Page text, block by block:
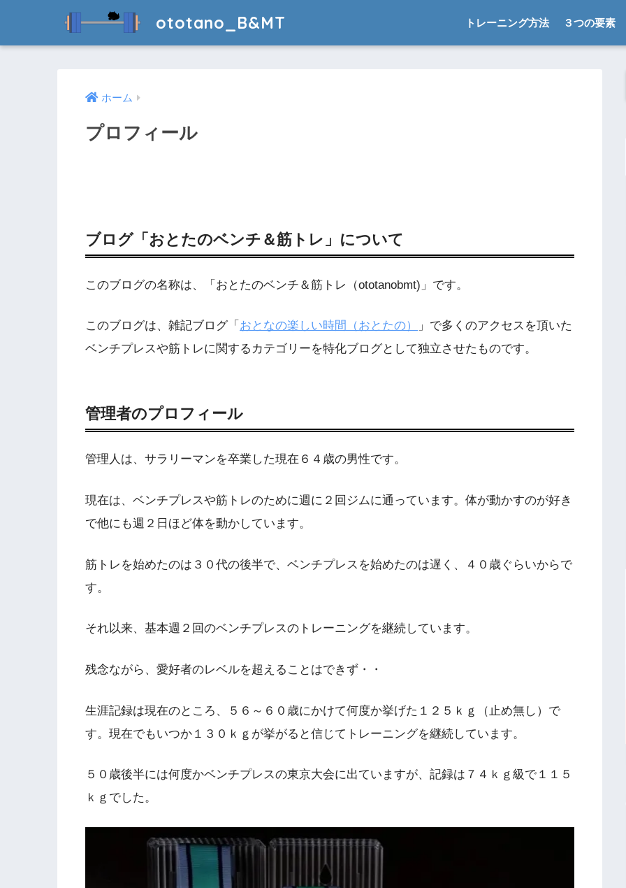
ototano_B&MT トレーニング方法 ３つの要素
ホーム
プロフィール
ブログ「おとたのベンチ＆筋トレ」について
このブログの名称は、「おとたのベンチ＆筋トレ（ototanobmt)」です。
このブログは、雑記ブログ「 おとなの楽しい時間（おとたの）
」で多くのアクセスを頂いた
ベンチプレスや筋トレに関するカテゴリーを特化ブログとして独立させたものです。
管理者のプロフィール
管理人は、サラリーマンを卒業した現在６４歳の男性です。
現在は、ベンチプレスや筋トレのために週に２回ジムに通っています。体が動かすのが好き
で他にも週２日ほど体を動かしています。
筋トレを始めたのは３０代の後半で、ベンチプレスを始めたのは遅く、４０歳ぐらいからで
す。
それ以来、基本週２回のベンチプレスのトレーニングを継続しています。
残念ながら、愛好者のレベルを超えることはできず・・
生涯記録は現在のところ、５６～６０歳にかけて何度か挙げた１２５ｋｇ（止め無し）で
す。現在でもいつか１３０ｋｇが挙がると信じてトレーニングを継続しています。
５０歳後半には何度かベンチプレスの東京大会に出ていますが、記録は７４ｋｇ級で１１５
ｋｇでした。